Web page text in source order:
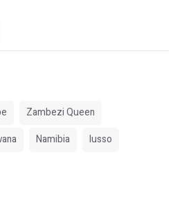
Zambezi Queen
Namibia
lusso